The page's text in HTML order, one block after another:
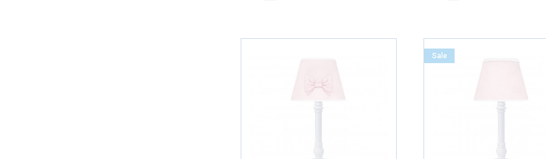
Sale